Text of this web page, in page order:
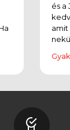
és a
amit